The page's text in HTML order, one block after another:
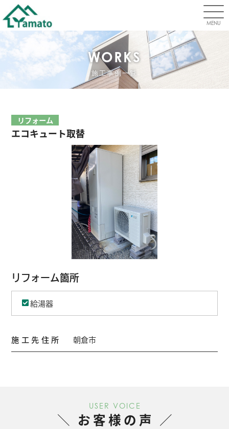
MENU
WORKS
施工事例一覧
リフォーム
エコキュート取替
リフォーム箇所
給湯器
施工先住所 朝倉市
USER VOICE
お客様の声